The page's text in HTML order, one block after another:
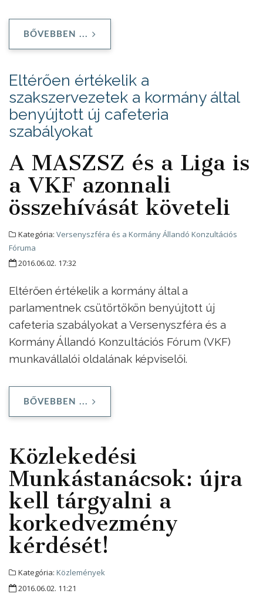
BŐVEBBEN ...
Eltérően értékelik a
szakszervezetek a kormány által
benyújtott új cafeteria
szabályokat
A MASZSZ és a Liga is
a VKF azonnali
összehívását követeli
Kategória: Versenyszféra és a Kormány Állandó Konzultációs
Fóruma
2016.06.02. 17:32
Eltérően értékelik a kormány által a
parlamentnek csütörtökön benyújtott új
cafeteria szabályokat a Versenyszféra és a
Kormány Állandó Konzultációs Fórum (VKF)
munkavállalói oldalának képviselői.
BŐVEBBEN ...
Közlekedési
Munkástanácsok: újra
kell tárgyalni a
korkedvezmény
kérdését!
Kategória: Közlemények
2016.06.02. 11:21